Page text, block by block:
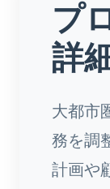
プ
詳
大都市
務を調
計画や